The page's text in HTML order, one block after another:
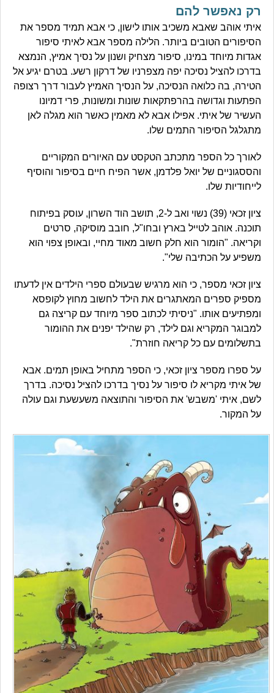
רק נאפשר להם
איתי אוהב שאבא משכיב אותו לישון, כי אבא תמיד מספר את
הסיפורים הטובים ביותר. הלילה מספר אבא לאיתי סיפור
אגדות מיוחד במינו, סיפור מצחיק ושנון על נסיך אמיץ, הנמצא
בדרכו להציל נסיכה יפה מצפרניו של דרקון רשע. בטרם יגיע אל
הטירה, בה כלואה הנסיכה, על הנסיך האמיץ לעבור דרך רצופה
הפתעות וגדושה בהרפתקאות שונות ומשונות, פרי דמיונו
העשיר של איתי. אפילו אבא לא מאמין כאשר הוא מגלה לאן
מתגלגל הסיפור התמים שלו.
לאורך כל הספר מתכתב הטקסט עם האיורים המקוריים
והססגוניים של יואל פלדמן, אשר הפיח חיים בסיפור והוסיף
לייחודיות שלו.
ציון זכאי (39) נשוי ואב ל-2, תושב הוד השרון, עוסק בפיתוח
תוכנה. אוהב לטייל בארץ ובחו"ל, חובב מוסיקה, סרטים
וקריאה. "הומור הוא חלק חשוב מאוד מחיי, ובאופן צפוי הוא
משפיע על הכתיבה שלי".
ציון זכאי מספר, כי הוא מרגיש שבעולם ספרי הילדים אין לדעתו
מספיק ספרים המאתגרים את הילד לחשוב מחוץ לקופסא
ומפתיעים אותו. "ניסיתי לכתוב ספר מיוחד עם קריצה גם
למבוגר המקריא וגם לילד, רק שהילד יפנים את ההומור
בתשלומים עם כל קריאה חוזרת".
על ספרו מספר ציון זכאי, כי הספר מתחיל באופן תמים. אבא
של איתי מקריא לו סיפור על נסיך בדרכו להציל נסיכה. בדרך
לשם, איתי 'משבש' את הסיפור והתוצאה משעשעת וגם עולה
על המקור.